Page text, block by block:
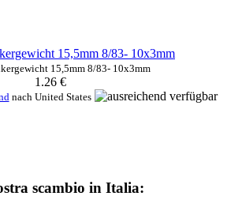
15,5mm 8/83- 10x3mm
1.26 €
nach United States
scambio in Italia: